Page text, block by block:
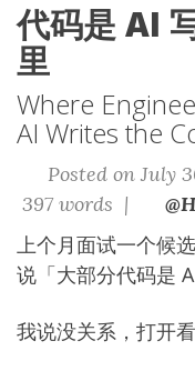
代码是 AI
里
Where
AI Writes the
Posted on July
397 words |
上个月面试一个候
说「大部分代码是
我说没关系，打开看